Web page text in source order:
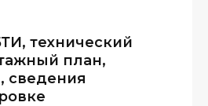
технический
план,
сведения